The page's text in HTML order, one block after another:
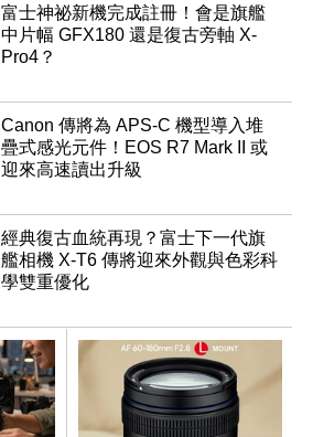
富士神祕新機完成註冊！會是旗艦
中片幅 GFX180 還是復古旁軸 X-
Pro4？
Canon 傳將為 APS-C 機型導入堆
疊式感光元件！EOS R7 Mark II 或
迎來高速讀出升級
經典復古血統再現？富士下一代旗
艦相機 X-T6 傳將迎來外觀與色彩科
學雙重優化